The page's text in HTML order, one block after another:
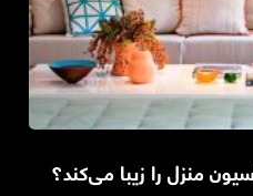
منزل را زیبا می‌کند؟